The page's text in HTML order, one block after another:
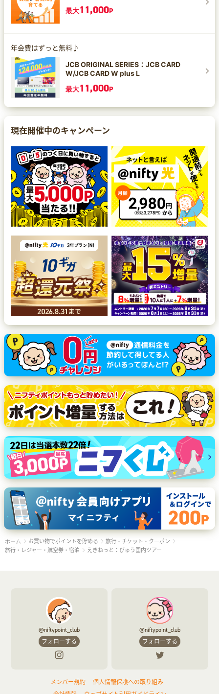
最大11,000P
年会費はずっと無料♪
JCB ORIGINAL SERIES：JCB CARD
W/JCB CARD W plus L
最大11,000P
現在開催中のキャンペーン
ホーム お買い物でポイントを貯める
旅行・チケット・クーポン
旅行・レジャー・航空券・宿泊
えきねっと：びゅう国内ツアー
@niftypoint_club
フォローする
@niftypoint_club
フォローする
メンバー規約
個人情報保護への取り組み